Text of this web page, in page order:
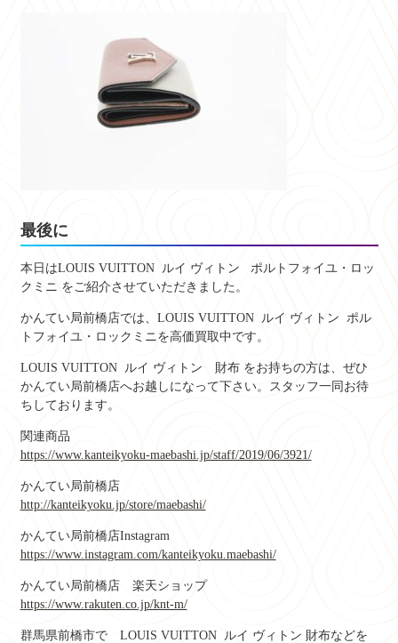
最後に
本日はLOUIS VUITTON ルイ ヴィトン
ポルトフォイユ・ロッ
クミニ をご紹介させていただきました。
かんてい局前橋店では、 LOUIS VUITTON ルイ ヴィトン
ポル
トフォイユ・ロックミニを高価買取中です。
LOUIS VUITTON ルイ ヴィトン 財布 をお持ちの方は、ぜひ
かんてい局前橋店へお越しになって下さい。スタッフ一同お待
ちしております。
関連商品
https://www.kanteikyoku-maebashi.jp/staff/2019/06/3921/
かんてい局前橋店
http://kanteikyoku.jp/store/maebashi/
かんてい局前橋店Instagram
https://www.instagram.com/kanteikyoku.maebashi/
かんてい局前橋店 楽天ショップ
https://www.rakuten.co.jp/knt-m/
群馬県前橋市で LOUIS VUITTON ルイ ヴィトン 財布などを